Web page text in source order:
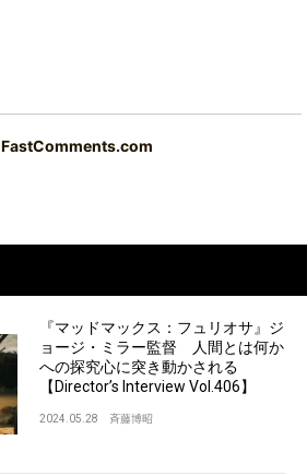
FastComments.com
『マッドマックス：フュリオサ』ジ
ョージ・ミラー監督 人間とは何か
への探究心に突き動かされる
【Director’s Interview Vol.406】
2024.05.28 斉藤博昭